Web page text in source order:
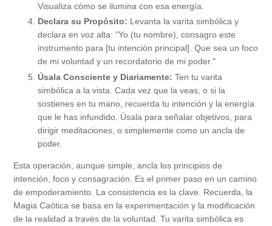
Visualiza cómo se ilumina con esa energía.
Declara su Propósito: Levanta la varita simbólica y
declara en voz alta: "Yo (tu nombre), consagro este
instrumento para [tu intención principal]. Que sea un foco
de mi voluntad y un recordatorio de mi poder."
Úsala Consciente y Diariamente: Ten tu varita
simbólica a la vista. Cada vez que la veas, o si la
sostienes en tu mano, recuerda tu intención y la energía
que le has infundido. Úsala para señalar objetivos, para
dirigir meditaciones, o simplemente como un ancla de
poder.
Esta operación, aunque simple, ancla los principios de
intención, foco y consagración. Es el primer paso en un camino
de empoderamiento. La consistencia es la clave. Recuerda, la
Magia Caótica se basa en la experimentación y la modificación
de la realidad a través de la voluntad. Tu varita simbólica es